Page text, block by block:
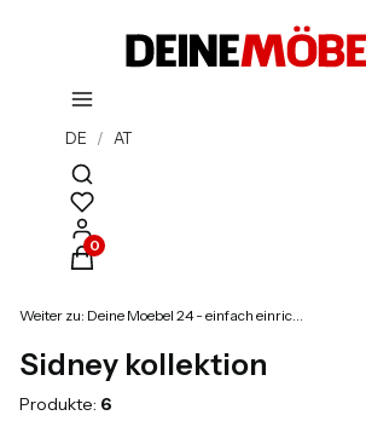
DE / AT
Suchmaschine öffnen
Produkte im Warenkorb: 0. Details
Weiter zu: Deine Moebel 24 - einfach einrichten!
Sidney kollektion
Produkte: 6